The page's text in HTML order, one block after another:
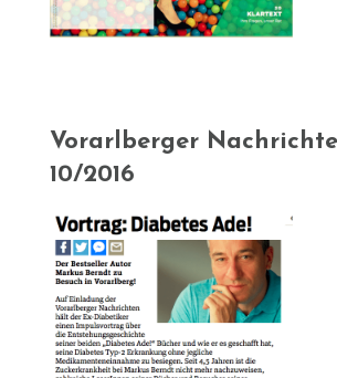
Vorarlberger
10/2016